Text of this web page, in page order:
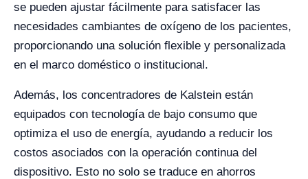
se pueden ajustar fácilmente para satisfacer las
necesidades cambiantes de oxígeno de los pacientes,
proporcionando una solución flexible y personalizada
en el marco doméstico o institucional.
Además, los concentradores de Kalstein están
equipados con tecnología de bajo consumo que
optimiza el uso de energía, ayudando a reducir los
costos asociados con la operación continua del
dispositivo. Esto no solo se traduce en ahorros